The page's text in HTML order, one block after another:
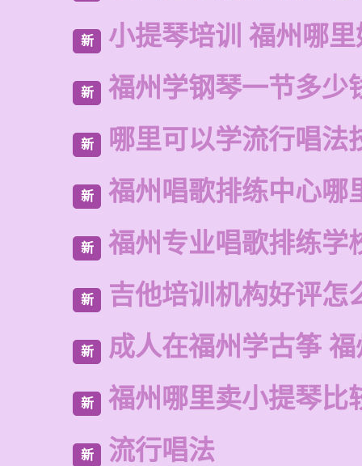
新 小提琴培训 福州哪
新 福州学钢琴一节多少
新 哪里可以学流行唱法
新 福州唱歌排练中心哪
新 福州专业唱歌排练学
新 吉他培训机构好评怎
新 成人在福州学古筝
新 福州哪里卖小提琴比
新 流行唱法